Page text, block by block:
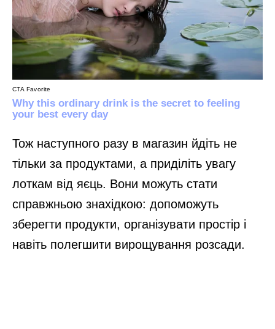
Тож наступного разу в магазин йдіть не
тільки за продуктами, а приділіть увагу
лоткам від яєць. Вони можуть стати
справжньою знахідкою: допоможуть
зберегти продукти, організувати простір і
навіть полегшити вирощування розсади.